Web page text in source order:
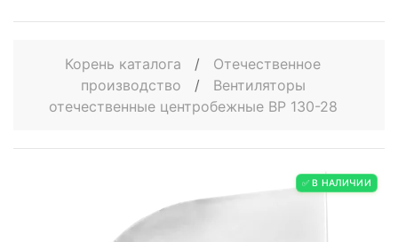
Корень каталога /
Отечественное
производство
/
Вентиляторы
отечественные центробежные ВР 130-28
✅ В НАЛИЧИИ